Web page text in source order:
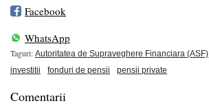
Facebook
WhatsApp
Taguri: Autoritatea de Supraveghere Financiara (ASF)
investitii
fonduri de pensii pensii private
Comentarii